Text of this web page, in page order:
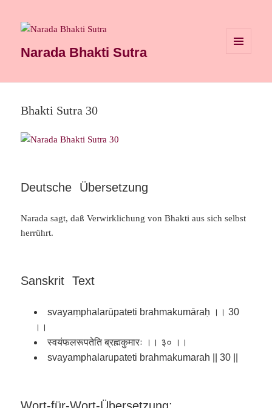
Narada Bhakti Sutra
Bhakti Sutra 30
Deutsche Übersetzung
Narada sagt, daß Verwirklichung von Bhakti aus sich selbst
herrührt.
Sanskrit Text
svayaṃphalarūpateti brahmakumāraḥ ।। 30
।।
स्वयंफलरूपतेति ब्रह्मकुमारः ।। ३० ।।
svayamphalarupateti brahmakumarah || 30 ||